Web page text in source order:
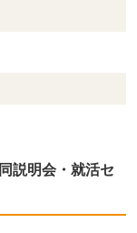
説明会・就活セ